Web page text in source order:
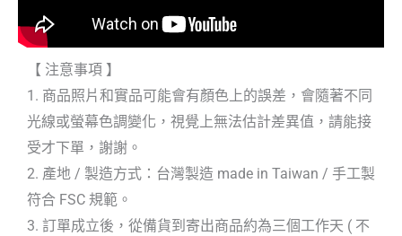
【 注意事項 】
1. 商品照片和實品可能會有顏色上的誤差，會隨著不同
光線或螢幕色調變化，視覺上無法估計差異值，請能接
受才下單，謝謝。
2. 產地 / 製造方式：台灣製造 made in Taiwan / 手工製
符合 FSC 規範。
3. 訂單成立後，從備貨到寄出商品約為三個工作天 ( 不